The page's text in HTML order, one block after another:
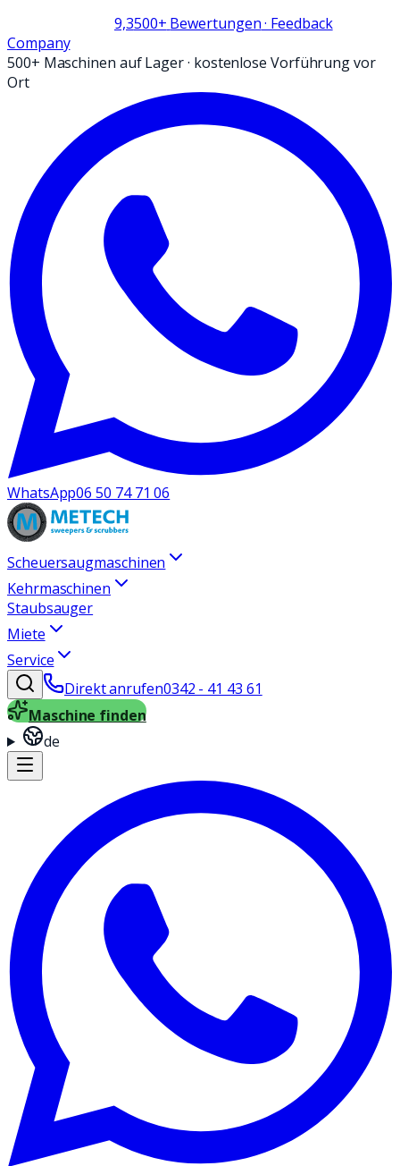
9,3500+ Bewertungen· Feedback
Company
500+ Maschinen auf Lager· kostenlose Vorführung vor
Ort
WhatsApp06 50 74 71 06
Scheuersaugmaschinen
Kehrmaschinen
Staubsauger
Miete
Service
Direkt anrufen0342 - 41 43 61
Maschine finden
de